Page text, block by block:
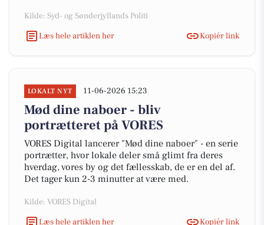
Kilde: Syd- og Sønderjyllands Politi
Læs hele artiklen her
Kopiér link
LOKALT NYT 11-06-2026 15:23
Mød dine naboer - bliv
portrætteret på VORES
VORES Digital lancerer "Mød dine naboer" - en serie
portrætter, hvor lokale deler små glimt fra deres
hverdag, vores by og det fællesskab, de er en del af.
Det tager kun 2-3 minutter at være med.
Kilde: VORES Digital
Læs hele artiklen her
Kopiér link